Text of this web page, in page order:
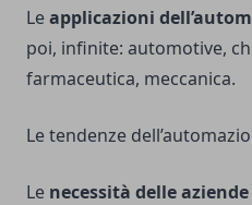
Leapplicazioni
poi, infinite: automotive,
farmaceutica, meccanica.
Le tendenze
Le necessità delle aziende